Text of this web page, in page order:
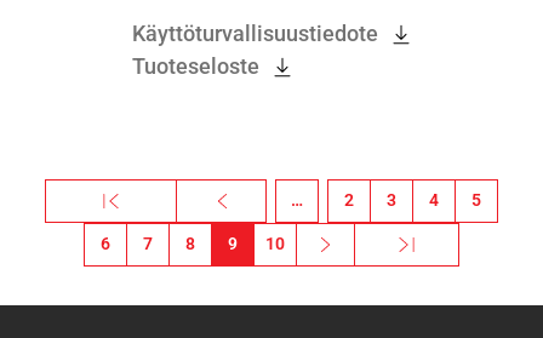
Käyttöturvallisuustiedote
Tuoteseloste
« Ensimmäinen
Ensimmäinen sivu
‹ Previous
Edellinen sivu
… 2 3 4 5
6 7 8 9 10 Next ›
Seuraava sivu
Viimeinen »
Viimeinen sivu